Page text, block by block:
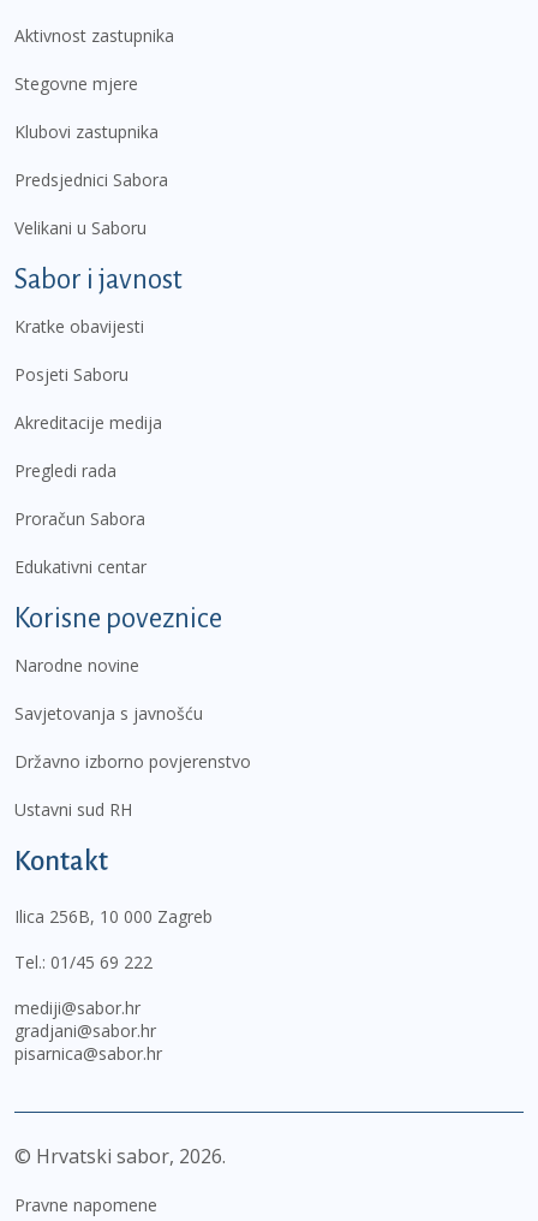
Aktivnost zastupnika
Stegovne mjere
Klubovi zastupnika
Predsjednici Sabora
Velikani u Saboru
Sabor i javnost
Kratke obavijesti
Posjeti Saboru
Akreditacije medija
Pregledi rada
Proračun Sabora
Edukativni centar
Korisne poveznice
Narodne novine
Savjetovanja s javnošću
Državno izborno povjerenstvo
Ustavni sud RH
Kontakt
Ilica 256B, 10 000 Zagreb
Tel.: 01/45 69 222
mediji@sabor.hr
gradjani@sabor.hr
pisarnica@sabor.hr
© Hrvatski sabor, 2026
Pravne napomene